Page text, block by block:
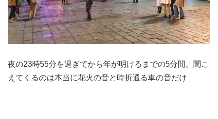
夜の23時55分を過ぎてから年が明けるまでの5分間、聞こ
えてくるのは本当に花火の音と時折通る車の音だけ